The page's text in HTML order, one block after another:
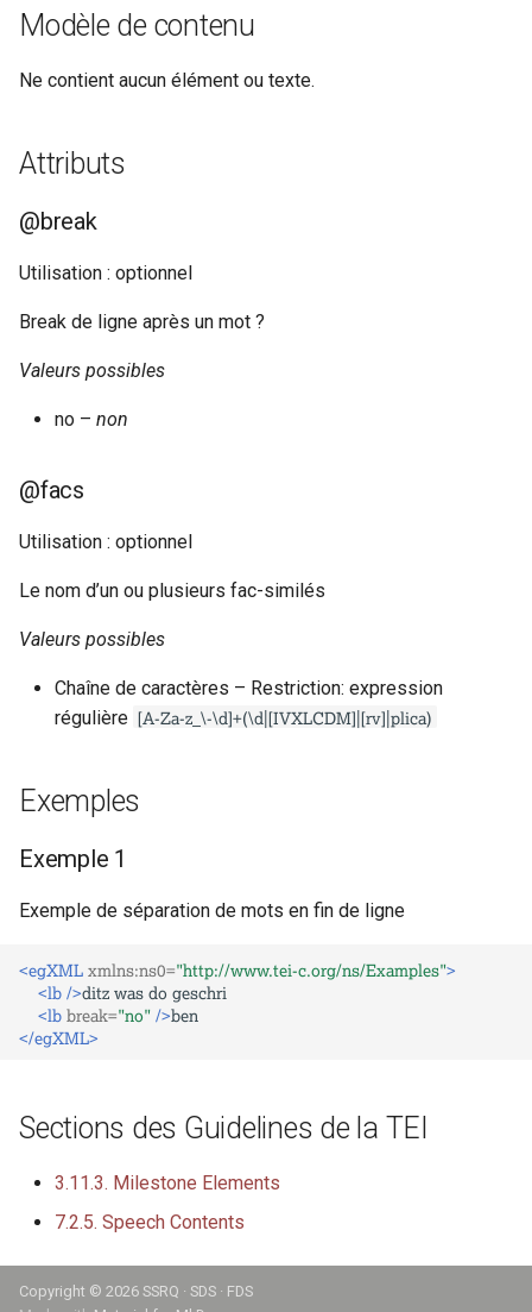
e
h
h
e
Modèle de contenu
Ne contient aucun élément ou texte.
Attributs
@break
Utilisation : optionnel
Break de ligne après un mot ?
Valeurs possibles
no – non
@facs
Utilisation : optionnel
Le nom d’un ou plusieurs fac-similés
Valeurs possibles
Chaîne de caractères – Restriction: expression
régulière [A-Za-z_\-\d]+(\d|[IVXLCDM]|[rv]|plica)
Exemples
Exemple 1
Exemple de séparation de mots en fin de ligne
<egXML xmlns:ns0="http://www.tei-c.org/ns/Examples">
<lb />ditz was do
<lb break="no" />
</egXML>
Sections des Guidelines de la TEI
3.11.3. Milestone Elements
7.2.5. Speech Contents
Copyright © 2026 SSRQ · SDS · FDS